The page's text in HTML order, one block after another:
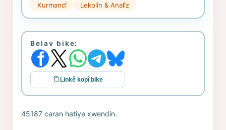
Kurmancî
Lekolîn & Analîz
Belav bike:
Linkê kopî bike
45187 caran hatiye xwendin.